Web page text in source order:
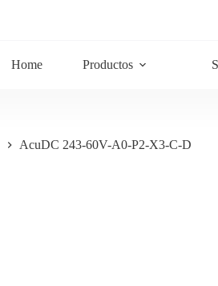
Home Productos
AcuDC 243-60V-A0-P2-X3-C-D